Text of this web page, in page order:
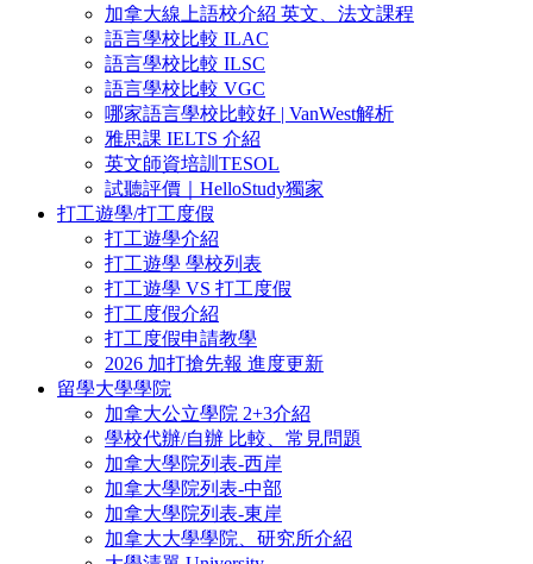
加拿大線上語校介紹 英文、法文課程
語言學校比較 ILAC
語言學校比較 ILSC
語言學校比較 VGC
哪家語言學校比較好 | VanWest解析
雅思課 IELTS 介紹
英文師資培訓TESOL
試聽評價｜HelloStudy獨家
打工遊學/打工度假
打工遊學介紹
打工遊學 學校列表
打工遊學 VS 打工度假
打工度假介紹
打工度假申請教學
2026 加打搶先報 進度更新
留學大學學院
加拿大公立學院 2+3介紹
學校代辦/自辦 比較、常見問題
加拿大學院列表-西岸
加拿大學院列表-中部
加拿大學院列表-東岸
加拿大大學學院、研究所介紹